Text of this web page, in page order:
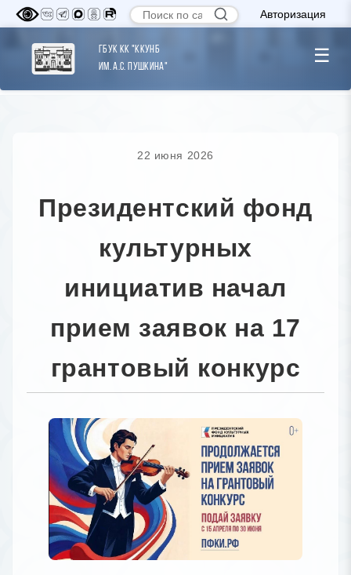
Авторизация
ГБУК КК "ККУНБ
им. А.С. Пушкина"
☰
22 июня 2026
Президентский фонд
культурных
инициатив начал
прием заявок на 17
грантовый конкурс